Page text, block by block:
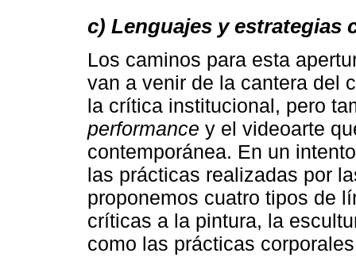
c) Lenguajes y estrategias
Los caminos para esta
van a venir de la cantera del
la crítica institucional, pero
performance y el videoarte
contemporánea. En un
las prácticas realizadas por
proponemos cuatro tipos de
críticas a la pintura, la
como las prácticas